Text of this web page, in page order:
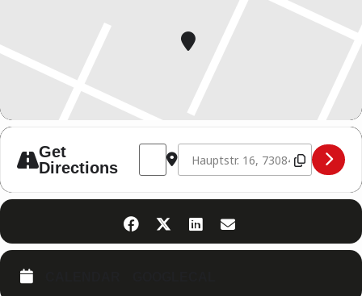
Get
Directions
Address - Kickboxseminar in Salach
Destination Address -